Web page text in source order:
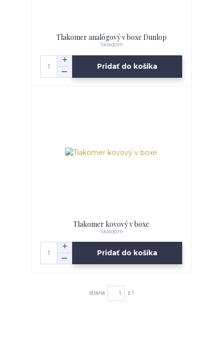
Tlakomer analógový v boxe Dunlop
Skladom
Pridať do košíka
Tlakomer kovový v boxe
Skladom
Pridať do košíka
strana z 1